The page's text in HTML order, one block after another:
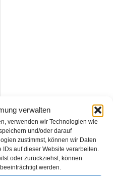
verwalten
verwenden wir Technologien wie
und/oder darauf
zustimmst, können wir Daten
auf dieser Website verarbeiten.
oder zurückziehst, können
werden.